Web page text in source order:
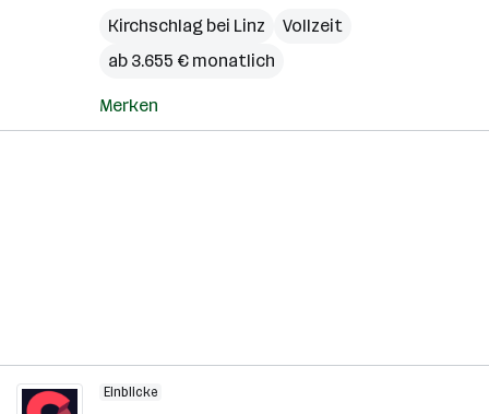
Kirchschlag bei Linz
Vollzeit
ab 3.655 € monatlich
Merken
Einblicke